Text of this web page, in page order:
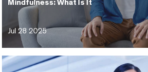
Mindfulness: What Is It
Jul 28 2025